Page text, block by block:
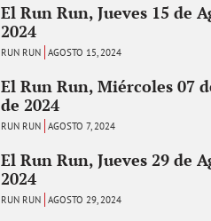
El Run Run, Jueves 15 de
2024
RUN RUN AGOSTO 15, 2024
El Run Run, Miércoles 07
de 2024
RUN RUN AGOSTO 7, 2024
El Run Run, Jueves 29 de
2024
RUN RUN AGOSTO 29, 2024